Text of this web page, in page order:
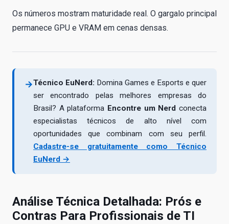
Os números mostram maturidade real. O gargalo principal
permanece GPU e VRAM em cenas densas.
→Técnico EuNerd: Domina Games e Esports e quer
ser encontrado pelas melhores empresas do
Brasil? A plataforma Encontre um Nerd conecta
especialistas técnicos de alto nível com
oportunidades que combinam com seu perfil.
Cadastre-se gratuitamente como Técnico
EuNerd →
Análise Técnica Detalhada: Prós e
Contras Para Profissionais de TI